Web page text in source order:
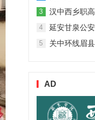
3 汉中西乡职高学
4 延安甘泉公安交警走
5 关中环线眉县经
AD